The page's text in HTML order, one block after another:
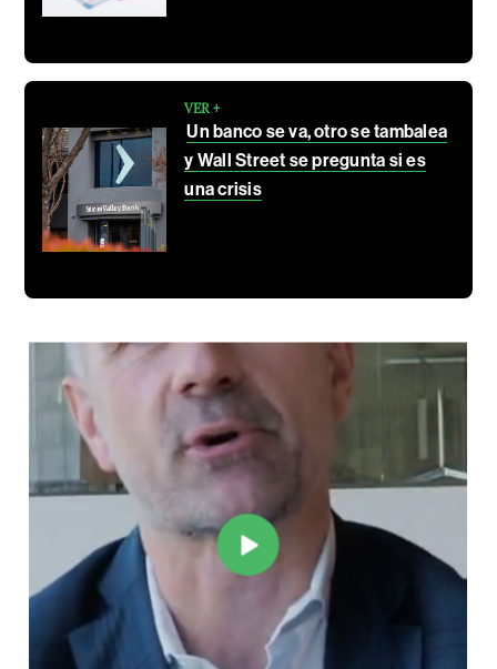
VER +
Un banco se va, otro se tambalea
y Wall Street se pregunta si es
una crisis